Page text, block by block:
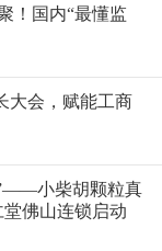
！国内“最懂监
大会，赋能工商
小柴胡颗粒真
佛山连锁启动